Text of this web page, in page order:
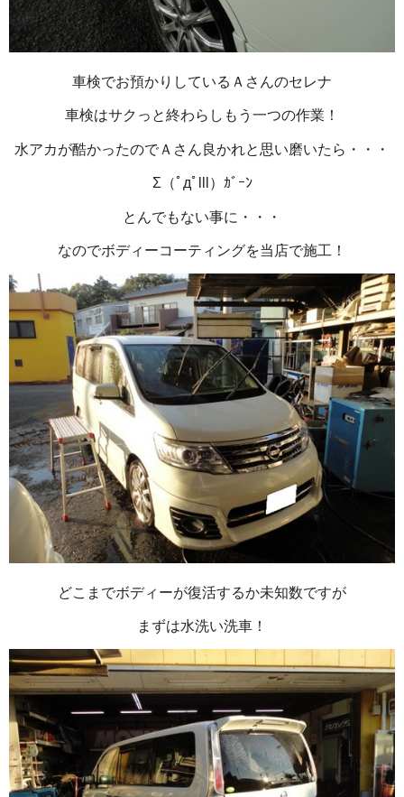
車検でお預かりしているＡさんのセレナ
車検はサクっと終わらしもう一つの作業！
水アカが酷かったのでＡさん良かれと思い磨いたら・・・
Σ（ﾟдﾟlll）ｶﾞｰﾝ
とんでもない事に・・・
なのでボディーコーティングを当店で施工！
どこまでボディーが復活するか未知数ですが
まずは水洗い洗車！